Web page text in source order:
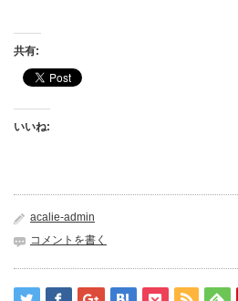
共有:
いいね:
acalie-admin
コメントを書く